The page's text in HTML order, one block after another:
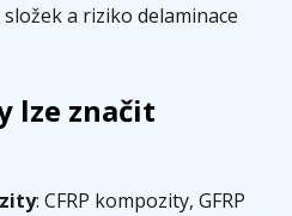
a riziko delaminace
lze značit
: CFRP kompozity, GFRP